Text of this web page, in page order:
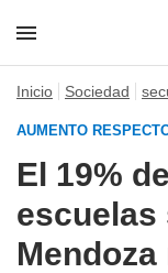
Inicio Sociedad
AUMENTO
El 19%
escuelas